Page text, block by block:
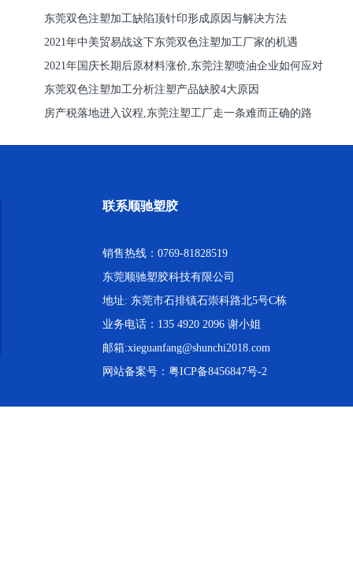
东莞双色注塑加工缺陷顶针印形成原因与解决方法
2021年中美贸易战这下东莞双色注塑加工厂家的机遇
2021年国庆长期后原材料涨价,东莞注塑喷油企业如何应对
东莞双色注塑加工分析注塑产品缺胶4大原因
房产税落地进入议程,东莞注塑工厂走一条难而正确的路
联系顺驰塑胶
销售热线：0769-81828519
东莞顺驰塑胶科技有限公司
地址: 东莞市石排镇石崇科路北5号C栋
业务电话：135 4920 2096 谢小姐
邮箱:xieguanfang@shunchi2018.com
网站备案号： 粤ICP备8456847号-2